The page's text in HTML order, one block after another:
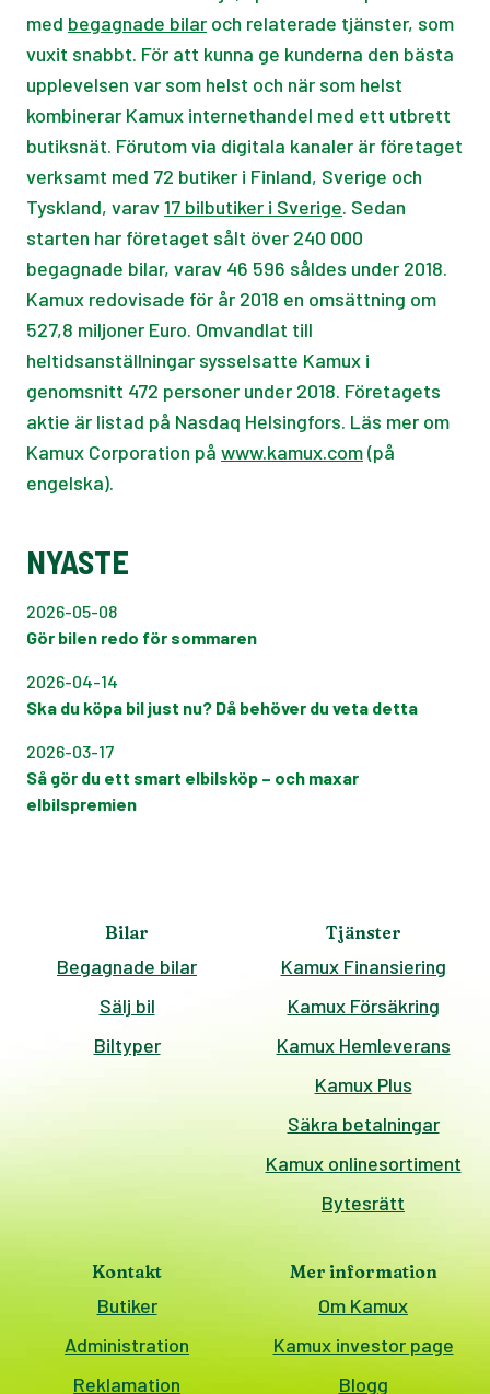
med begagnade bilar och relaterade tjänster, som
vuxit snabbt. För att kunna ge kunderna den bästa
upplevelsen var som helst och när som helst
kombinerar Kamux internethandel med ett utbrett
butiksnät. Förutom via digitala kanaler är företaget
verksamt med 72 butiker i Finland, Sverige och
Tyskland, varav17 bilbutiker i Sverige. Sedan
starten har företaget sålt över 240 000
begagnade bilar, varav 46 596 såldes under 2018.
Kamux redovisade för år 2018 en omsättning om
527,8 miljoner Euro. Omvandlat till
heltidsanställningar sysselsatte Kamux i
genomsnitt 472 personer under 2018. Företagets
aktie är listad på Nasdaq Helsingfors. Läs mer om
Kamux Corporation på www.kamux.com(på
engelska).
NYASTE
2026-05-08
Gör bilen redo för sommaren
2026-04-14
Ska du köpa bil just nu? Då behöver du veta detta
2026-03-17
Så gör du ett smart elbilsköp – och maxar
elbilspremien
Bilar
Begagnade bilar
Sälj bil
Biltyper
Tjänster
Kamux Finansiering
Kamux Försäkring
Kamux Hemleverans
Kamux Plus
Säkra betalningar
Kamux onlinesortiment
Bytesrätt
Kontakt
Butiker
Administration
Reklamation
Mer information
Om Kamux
Kamux investor page
Blogg